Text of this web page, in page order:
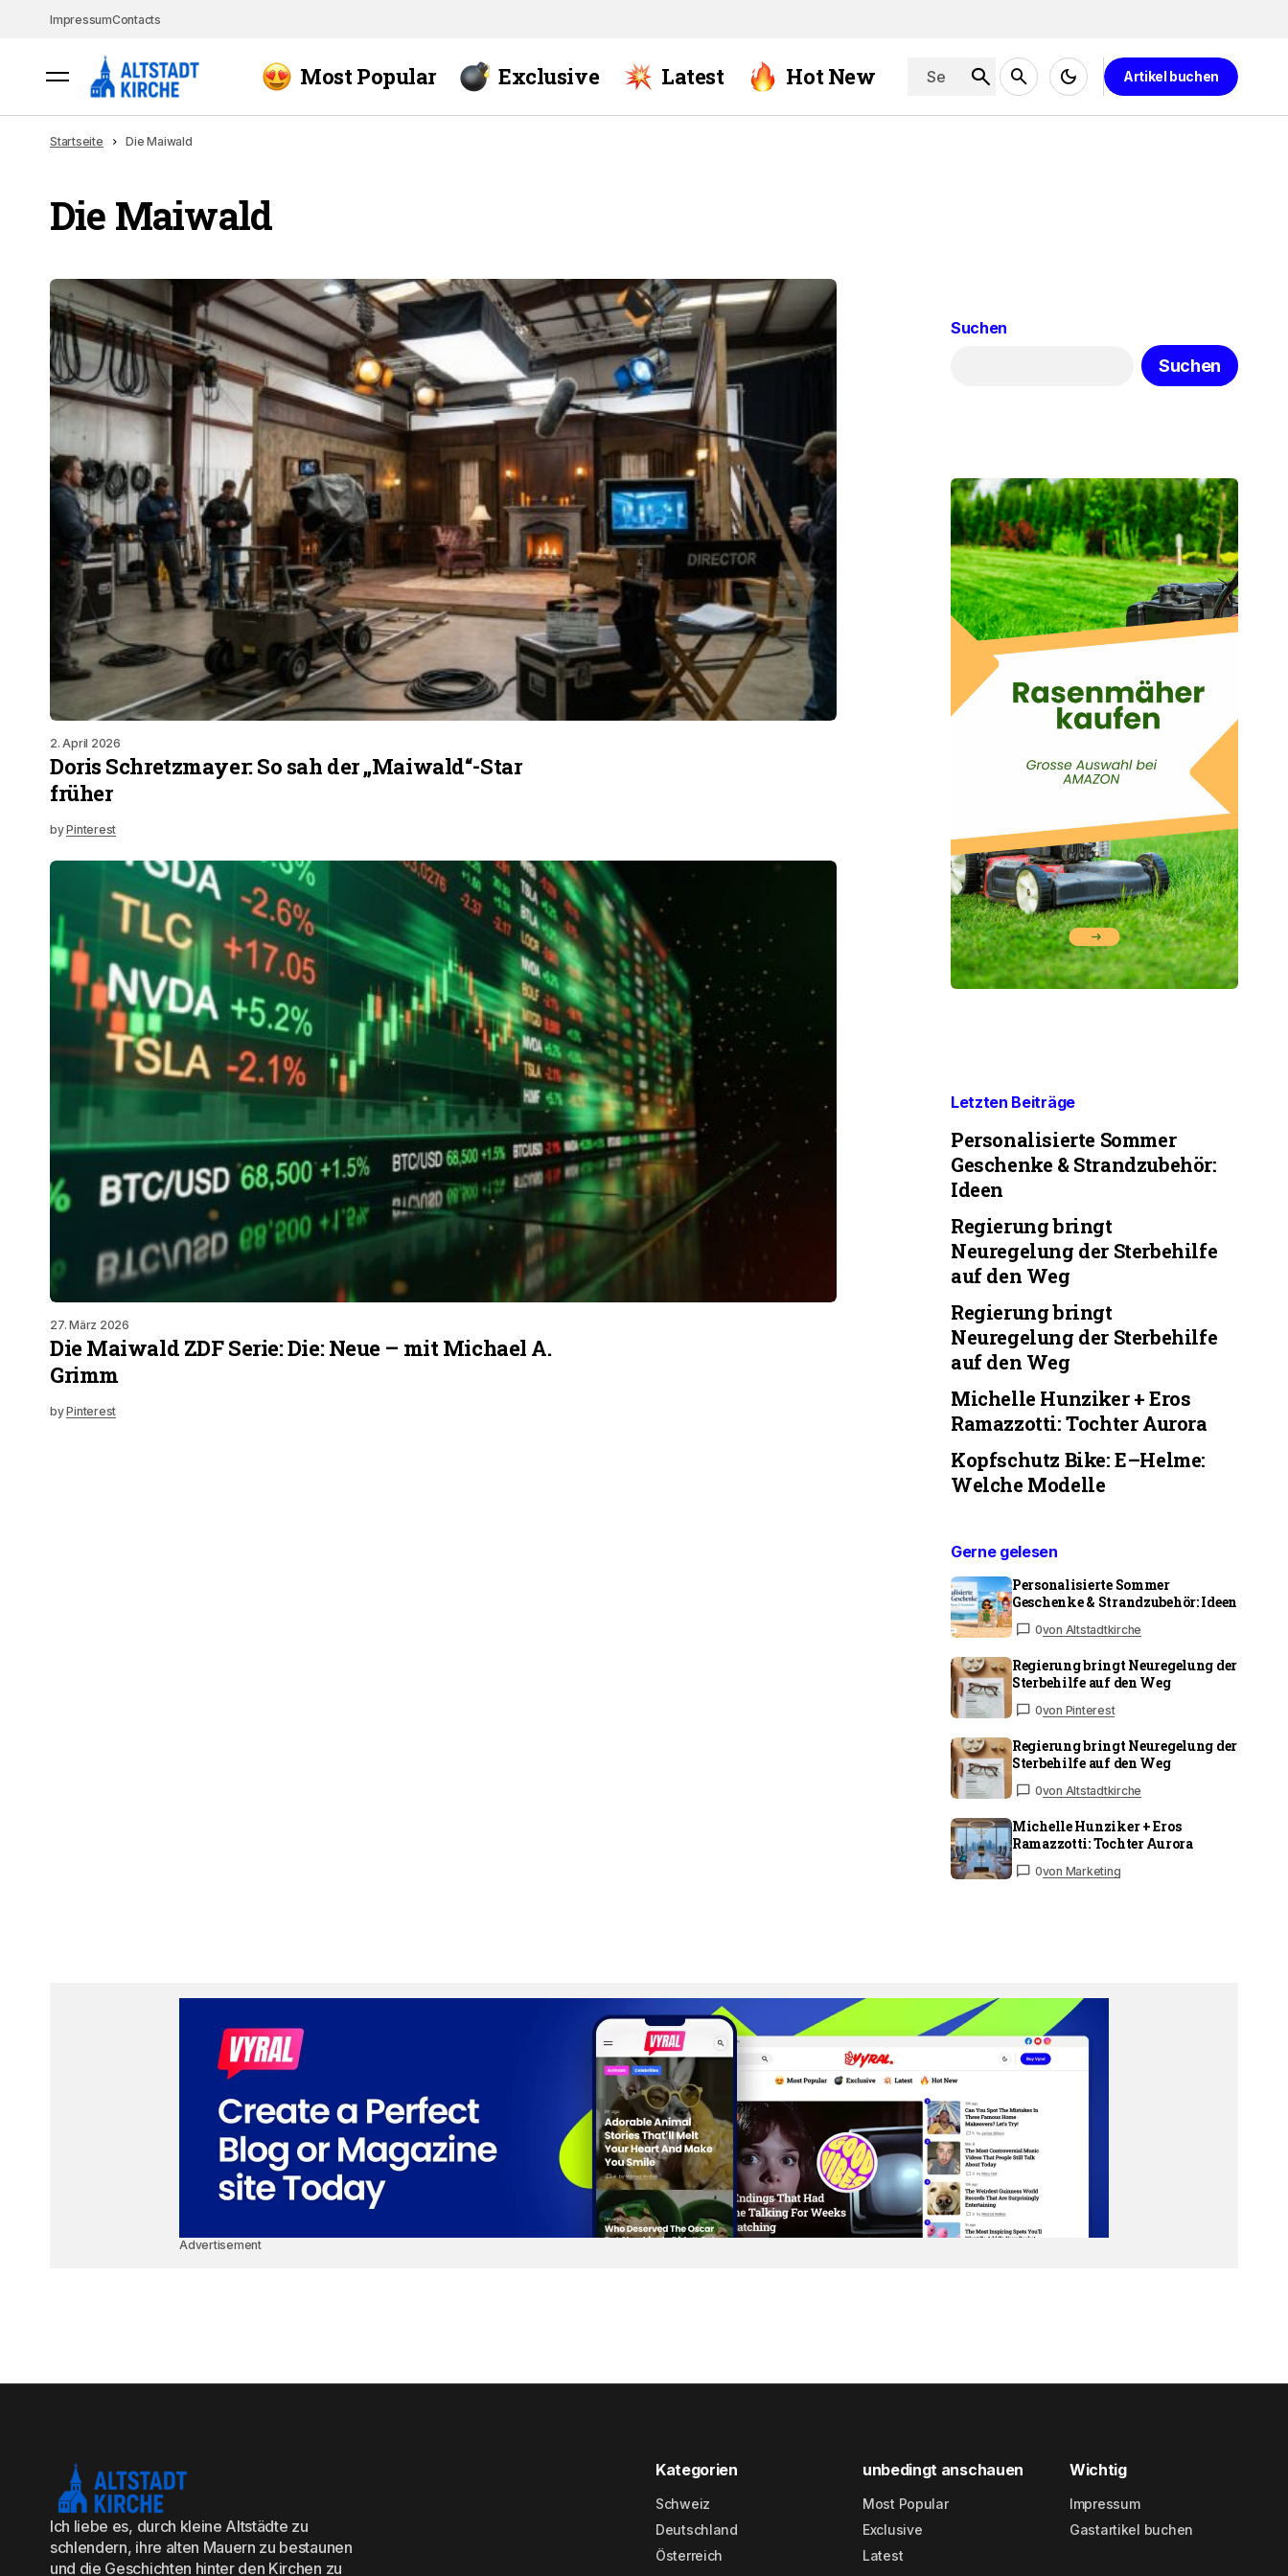
ImpressumContacts
Most Popular Exclusive Latest Hot New Artikel buchen
Startseite Die Maiwald
Die Maiwald
2. April 2026
Doris Schretzmayer: So sah der „Maiwald“-Star
früher
byPinterest
27. März 2026
Die Maiwald ZDF Serie: Die: Neue – mit Michael A.
Grimm
byPinterest
Suchen
Suchen
Letzten Beiträge
Personalisierte Sommer
Geschenke & Strandzubehör:
Ideen
Regierung bringt
Neuregelung der Sterbehilfe
auf den Weg
Regierung bringt
Neuregelung der Sterbehilfe
auf den Weg
Michelle Hunziker + Eros
Ramazzotti: Tochter Aurora
Kopfschutz Bike: E–Helme:
Welche Modelle
Gerne gelesen
Personalisierte Sommer
Geschenke & Strandzubehör: Ideen
0von Altstadtkirche
Regierung bringt Neuregelung der
Sterbehilfe auf den Weg
0von Pinterest
Regierung bringt Neuregelung der
Sterbehilfe auf den Weg
0von Altstadtkirche
Michelle Hunziker + Eros
Ramazzotti: Tochter Aurora
0von Marketing
Advertisement
Ich liebe es, durch kleine Altstädte zu
schlendern, ihre alten Mauern zu bestaunen
und die Geschichten hinter den Kirchen zu
Kategorien
Schweiz
Deutschland
Österreich
unbedingt anschauen
Most Popular
Exclusive
Latest
Wichtig
Impressum
Gastartikel buchen